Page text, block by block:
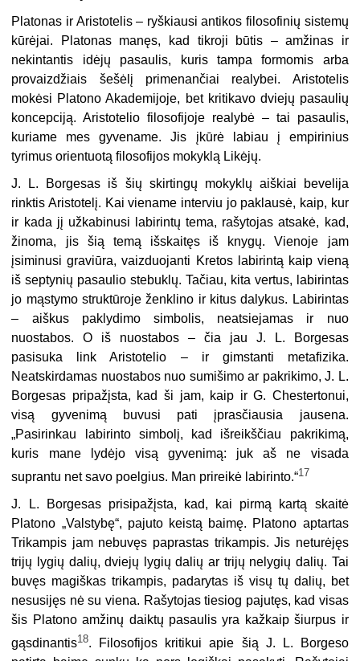
Platonas ir Aristotelis – ryškiausi antikos filosofinių sistemų
kūrėjai. Platonas manęs, kad tikroji būtis – amžinas ir
nekintantis idėjų pasaulis, kuris tampa formomis arba
provaizdžiais šešėlį primenančiai realybei. Aristotelis
mokėsi Platono Akademijoje, bet kritikavo dviejų pasaulių
koncepciją. Aristotelio filosofijoje realybė – tai pasaulis,
kuriame mes gyvename. Jis įkūrė labiau į empirinius
tyrimus orientuotą filosofijos mokyklą Likėjų.
J. L. Borgesas iš šių skirtingų mokyklų aiškiai bevelija
rinktis Aristotelį. Kai viename interviu jo paklausė, kaip, kur
ir kada jį užkabinusi labirintų tema, rašytojas atsakė, kad,
žinoma, jis šią temą išskaitęs iš knygų. Vienoje jam
įsiminusi graviūra, vaizduojanti Kretos labirintą kaip vieną
iš septynių pasaulio stebuklų. Tačiau, kita vertus, labirintas
jo mąstymo struktūroje ženklino ir kitus dalykus. Labirintas
– aiškus paklydimo simbolis, neatsiejamas ir nuo
nuostabos. O iš nuostabos – čia jau J. L. Borgesas
pasisuka link Aristotelio – ir gimstanti metafizika.
Neatskirdamas nuostabos nuo sumišimo ar pakrikimo, J. L.
Borgesas pripažįsta, kad ši jam, kaip ir G. Chestertonui,
visą gyvenimą buvusi pati įprasčiausia jausena.
„Pasirinkau labirinto simbolį, kad išreikščiau pakrikimą,
kuris mane lydėjo visą gyvenimą: juk aš ne visada
suprantu net savo poelgius. Man prireikė labirinto.“17
J. L. Borgesas prisipažįsta, kad, kai pirmą kartą skaitė
Platono „Valstybę“, pajuto keistą baimę. Platono aptartas
Trikampis jam nebuvęs paprastas trikampis. Jis neturėjęs
trijų lygių dalių, dviejų lygių dalių ar trijų nelygių dalių. Tai
buvęs magiškas trikampis, padarytas iš visų tų dalių, bet
nesusijęs nė su viena. Rašytojas tiesiog pajutęs, kad visas
šis Platono amžinų daiktų pasaulis yra kažkaip šiurpus ir
gąsdinantis18. Filosofijos kritikui apie šią J. L. Borgeso